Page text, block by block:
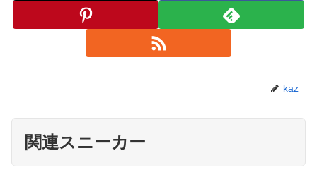
kaz
関連スニーカー